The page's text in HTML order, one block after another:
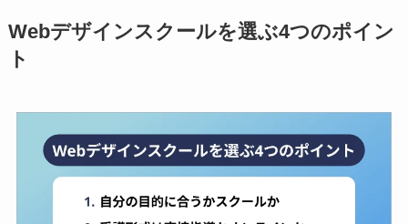
Webデザインスクールを選ぶ4つのポイン
ト